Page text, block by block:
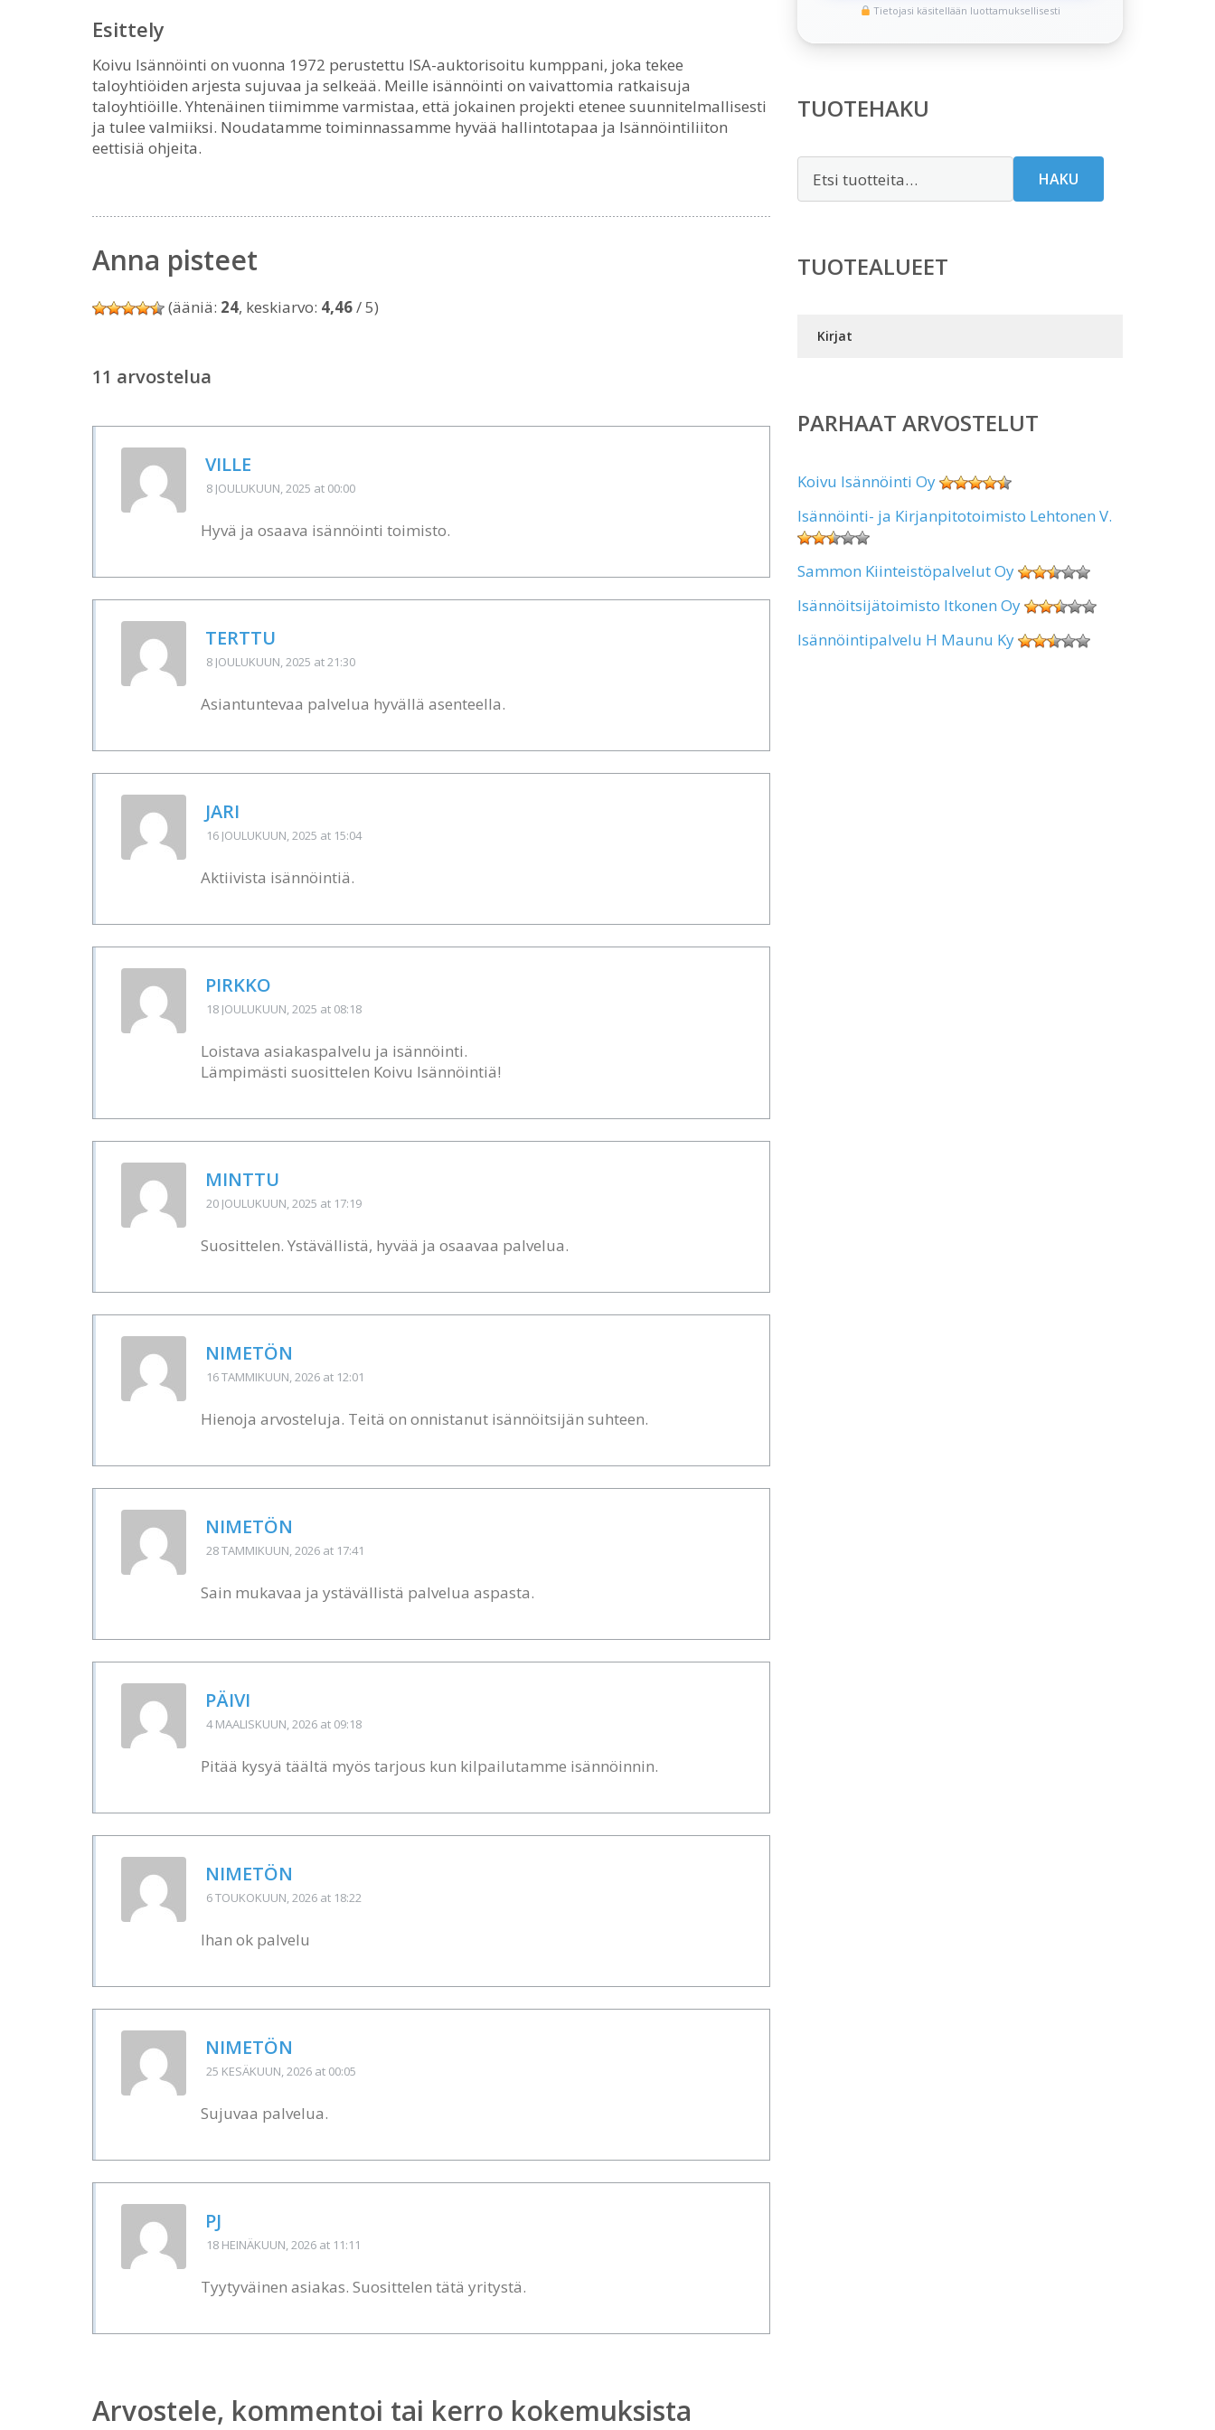
Esittely
Koivu Isännöinti on vuonna 1972 perustettu ISA-auktorisoitu kumppani, joka tekee
taloyhtiöiden arjesta sujuvaa ja selkeää. Meille isännöinti on vaivattomia ratkaisuja
taloyhtiöille. Yhtenäinen tiimimme varmistaa, että jokainen projekti etenee suunnitelmallisesti
ja tulee valmiiksi. Noudatamme toiminnassamme hyvää hallintotapaa ja Isännöintiliiton
eettisiä ohjeita.
Anna pisteet
(ääniä: 24, keskiarvo: 4,46/ 5)
11 arvostelua
VILLE
8 JOULUKUUN, 2025 at 00:00
Hyvä ja osaava isännöinti toimisto.
TERTTU
8 JOULUKUUN, 2025 at 21:30
Asiantuntevaa palvelua hyvällä asenteella.
JARI
16 JOULUKUUN, 2025 at 15:04
Aktiivista isännöintiä.
PIRKKO
18 JOULUKUUN, 2025 at 08:18
Loistava asiakaspalvelu ja isännöinti.
Lämpimästi suosittelen Koivu Isännöintiä!
MINTTU
20 JOULUKUUN, 2025 at 17:19
Suosittelen. Ystävällistä, hyvää ja osaavaa palvelua.
NIMETÖN
16 TAMMIKUUN, 2026 at 12:01
Hienoja arvosteluja. Teitä on onnistanut isännöitsijän suhteen.
NIMETÖN
28 TAMMIKUUN, 2026 at 17:41
Sain mukavaa ja ystävällistä palvelua aspasta.
PÄIVI
4 MAALISKUUN, 2026 at 09:18
Pitää kysyä täältä myös tarjous kun kilpailutamme isännöinnin.
NIMETÖN
6 TOUKOKUUN, 2026 at 18:22
Ihan ok palvelu
NIMETÖN
25 KESÄKUUN, 2026 at 00:05
Sujuvaa palvelua.
PJ
18 HEINÄKUUN, 2026 at 11:11
Tyytyväinen asiakas. Suosittelen tätä yritystä.
Arvostele, kommentoi tai kerro kokemuksista
Tietojasi käsitellään luottamuksellisesti
TUOTEHAKU
HAKU
TUOTEALUEET
Kirjat
PARHAAT ARVOSTELUT
Koivu Isännöinti Oy
Isännöinti- ja Kirjanpitotoimisto Lehtonen V.
Sammon Kiinteistöpalvelut Oy
Isännöitsijätoimisto Itkonen Oy
Isännöintipalvelu H Maunu Ky